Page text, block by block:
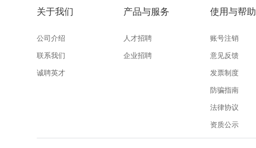
关于我们
公司介绍
联系我们
诚聘英才
产品与服务
人才招聘
企业招聘
使用与帮助
账号注销
意见反馈
发票制度
防骗指南
法律协议
资质公示